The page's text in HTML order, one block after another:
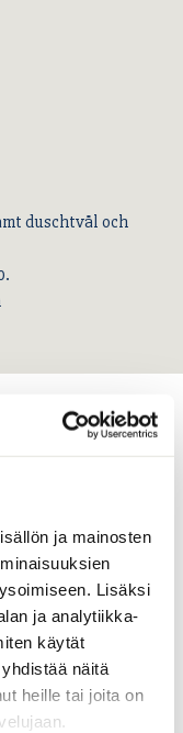
ja mainosten
Lisäksi
ja analytiikka-
käytät
näitä
heille tai joita on
duschtvål och
0,33l 24plo, Soft